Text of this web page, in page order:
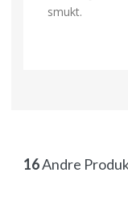
smukt.
16Andre